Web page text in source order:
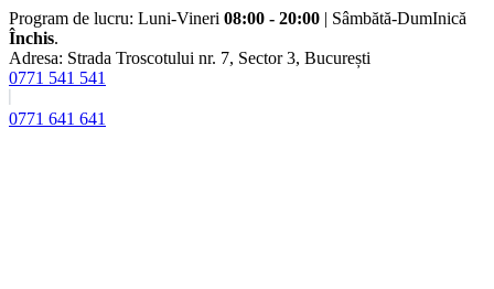
Program de lucru: Luni-Vineri 08:00 - 20:00 | Sâmbătă-DumInică
Închis.
Adresa: Strada Troscotului nr. 7, Sector 3, București
0771 541 541
0771 641 641